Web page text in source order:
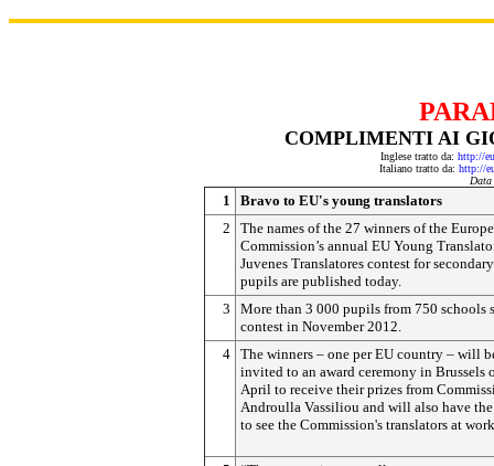
COMPLIMENTI AI
Inglese tratto da: http://
Italiano tratto da: http://
Data
1
Bravo to EU's young translators
2
The names of the 27 winners of the
Commission’s annual EU Young
Juvenes Translatores contest for
pupils are published today.
3
More than 3 000 pupils from 750 schools
contest in November 2012.
4 The winners – one per EU country – will
invited to an award ceremony in Brussels
April to receive their prizes from
Androulla Vassiliou and will also have the
to see the Commission's translators at